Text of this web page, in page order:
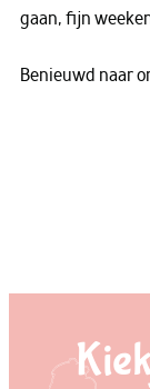
gaan, fijn
Benieuwd naar